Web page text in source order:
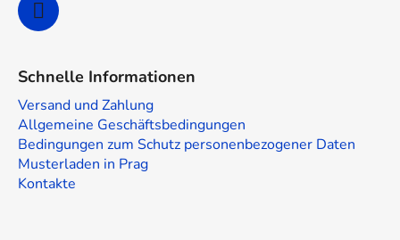
Schnelle Informationen
Versand und Zahlung
Allgemeine Geschäftsbedingungen
Bedingungen zum Schutz personenbezogener Daten
Musterladen in Prag
Kontakte